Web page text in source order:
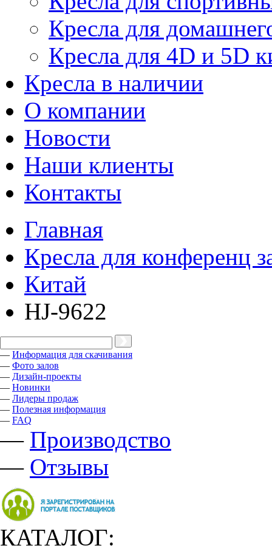
Кресла для
Кресла для 4D и 5D
Кресла в наличии
О компании
Новости
Наши клиенты
Контакты
Главная
Кресла для конференц
Китай
HJ-9622
— Информация для скачивания
— Фото залов
— Дизайн-проекты
— Новинки
— Лидеры продаж
— Полезная информация
— FAQ
— Производство
— Отзывы
КАТАЛОГ: